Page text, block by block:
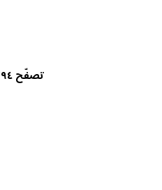
تصفّح ٣٩٤ من القوالب